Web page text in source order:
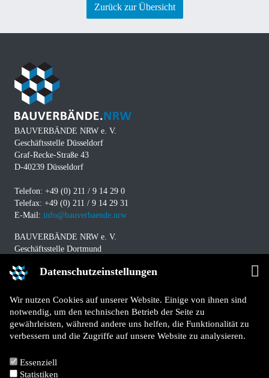
Datenschutzeinstellungen
Wir nutzen Cookies auf unserer Website. Einige von ihnen sind
notwendig, um den technischen Betrieb der Seite zu
gewährleisten, während andere uns helfen, die Funktionalität zu
verbessern und die Zugriffe auf unsere Website zu analysieren.
Essenziell
Statistiken
Zurück zur Übersicht
BAUVERBÄNDE NRW e. V.
Geschäftsstelle Düsseldorf
Graf-Recke-Straße 43
D-40239 Düsseldorf
Telefon: +49 (0) 211 / 9 14 29 0
Telefax: +49 (0) 211 / 9 14 29 31
E-Mail: info@bauverbaende.nrw
BAUVERBÄNDE NRW e. V.
Geschäftsstelle Dortmund
D-44141 Dortmund
Telefon: +49 (0) 231 / 94 11 580
Telefax: +49 (0) 231 / 94 11 5840
E-Mail:info@bauverbaende.nrw
Datenschutz
Kontakt